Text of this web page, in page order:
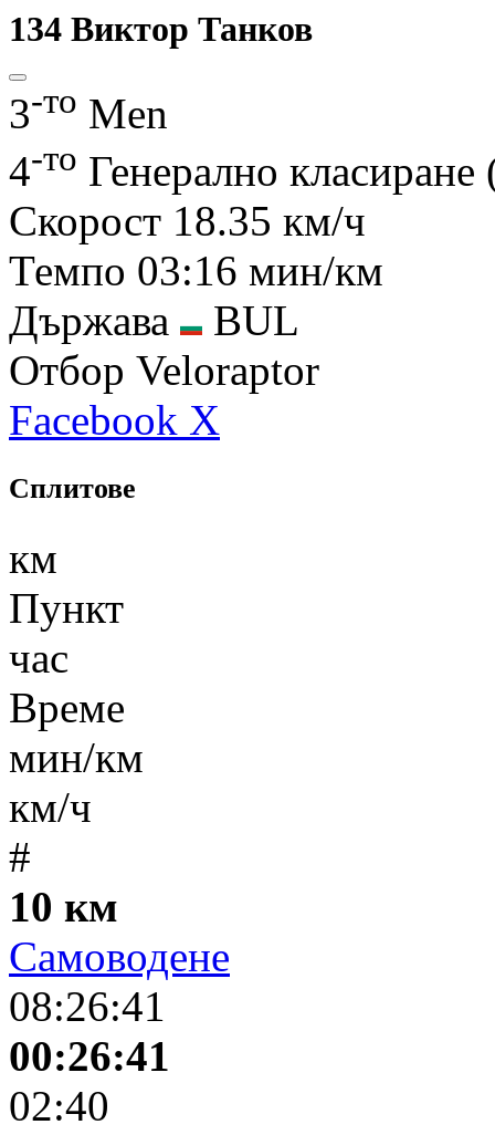
134 Виктор Танков
3-то Men
4-то Генерално
Скорост 18.35 км/ч
Темпо 03:16 мин/км
Държава
BUL
Отбор Veloraptor
Facebook X
Сплитове
км
Пункт
час
Време
мин/км
км/ч
#
10 км
Самоводене
08:26:41
00:26:41
02:40